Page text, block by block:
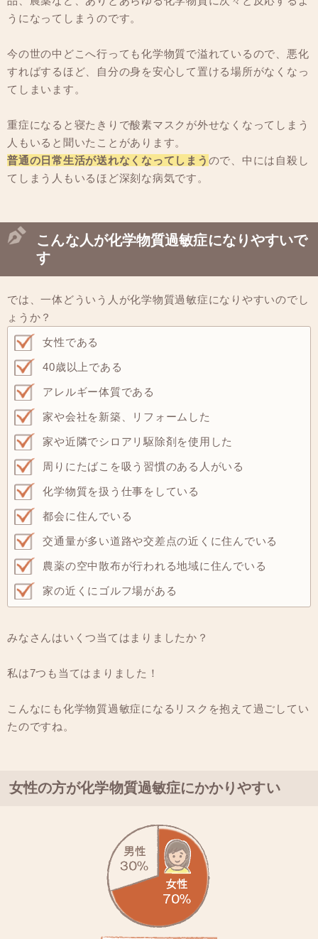
うになってしまうのです。
今の世の中どこへ行っても化学物質で溢れているので、悪化
すればするほど、自分の身を安心して置ける場所がなくなっ
てしまいます。
重症になると寝たきりで酸素マスクが外せなくなってしまう
人もいると聞いたことがあります。
普通の日常生活が送れなくなってしまう ので、中には自殺し
てしまう人もいるほど深刻な病気です。
こんな人が化学物質過敏症になりやすいで
す
では、一体どういう人が化学物質過敏症になりやすいのでし
ょうか？
女性である
40歳以上である
アレルギー体質である
家や会社を新築、リフォームした
家や近隣でシロアリ駆除剤を使用した
周りにたばこを吸う習慣のある人がいる
化学物質を扱う仕事をしている
都会に住んでいる
交通量が多い道路や交差点の近くに住んでいる
農薬の空中散布が行われる地域に住んでいる
家の近くにゴルフ場がある
みなさんはいくつ当てはまりましたか？
私は7つも当てはまりました！
こんなにも化学物質過敏症になるリスクを抱えて過ごしてい
たのですね。
女性の方が化学物質過敏症にかかりやすい